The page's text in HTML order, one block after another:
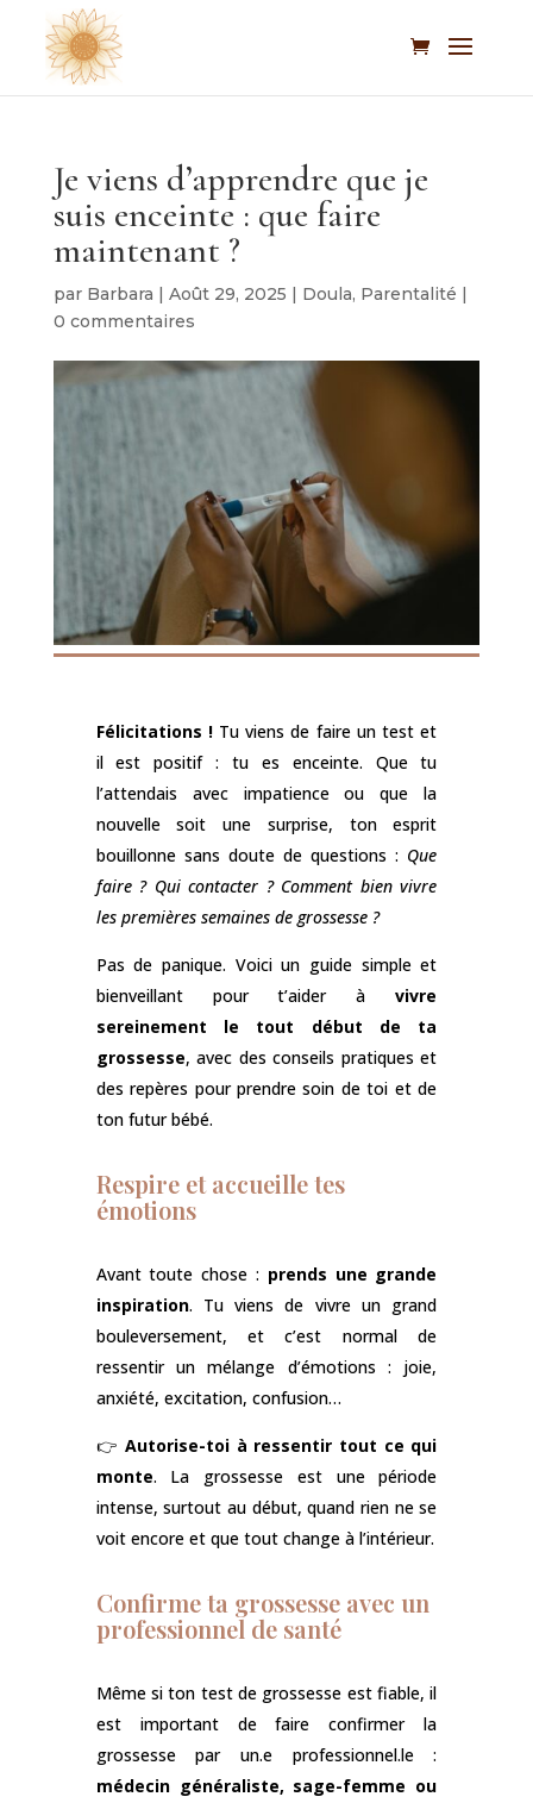
Je viens d’apprendre que je
suis enceinte : que faire
maintenant ?
par Barbara | Août 29, 2025 | Doula, Parentalité |
0 commentaires
Félicitations !Tu viens de faire un test et
il est positif : tu es enceinte. Que tu
l’attendais avec impatience ou que la
nouvelle soit une surprise, ton esprit
bouillonne sans doute de questions : Que
faire ? Qui contacter ? Comment bien vivre
les premières semaines de grossesse ?
Pas de panique. Voici un guide simple et
bienveillant pour t’aider àvivre
sereinement le tout début de ta
grossesse, avec des conseils pratiques et
des repères pour prendre soin de toi et de
ton futur bébé.
Respire et accueille tes
émotions
Avant toute chose : prends une grande
inspiration. Tu viens de vivre un grand
bouleversement, et c’est normal de
ressentir un mélange d’émotions : joie,
anxiété, excitation, confusion…
👉 Autorise-toi à ressentir tout ce qui
monte. La grossesse est une période
intense, surtout au début, quand rien ne se
voit encore et que tout change à l’intérieur.
Confirme ta grossesse avec un
professionnel de santé
Même si ton test de grossesse est fiable, il
est important de faire confirmer la
grossesse par un.e professionnel.le :
médecin généraliste, sage-femme ou